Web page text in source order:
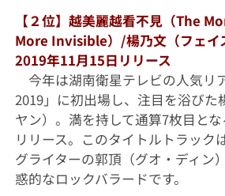
【２位】越美麗越看不見（The
More Invisible）/楊乃文（フェイ
2019年11月15日リリース
今年は湖南衛星テレビの人気リ
2019」に初出場し、注目を浴びた
ヤン）。満を持して通算7枚目と
リリース。このタイトルトラック
グライターの郭頂（グオ・ディン
惑的なロックバラードです。